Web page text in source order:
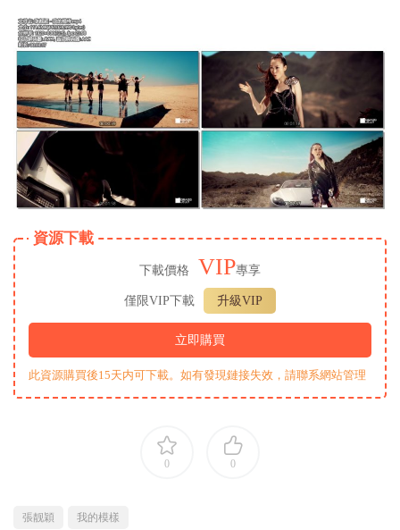
資源下載
下載價格 VIP專享
僅限VIP下載 升級VIP
立即購買
此資源購買後15天内可下載。如有發現鏈接失效，請聯系網站管理
0 0
張靓穎 我的模樣